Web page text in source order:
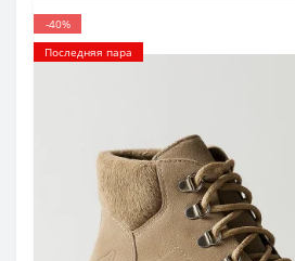
-40%
Последняя пара